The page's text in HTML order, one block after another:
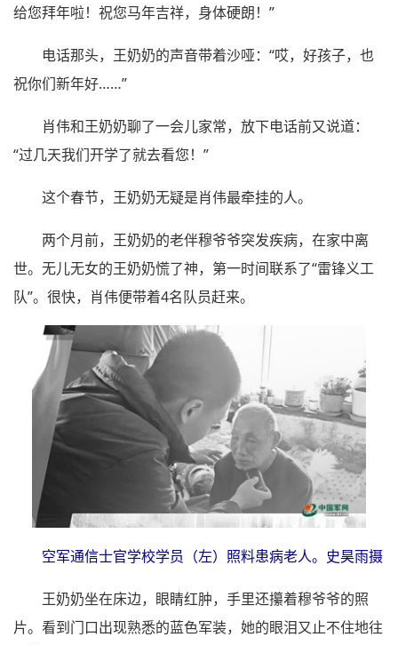
给您拜年啦！祝您马年吉祥，身体硬朗！”
电话那头，王奶奶的声音带着沙哑：“哎，好孩子，也
祝你们新年好……”
肖伟和王奶奶聊了一会儿家常，放下电话前又说道：
“过几天我们开学了就去看您！”
这个春节，王奶奶无疑是肖伟最牵挂的人。
两个月前，王奶奶的老伴穆爷爷突发疾病，在家中离
世。无儿无女的王奶奶慌了神，第一时间联系了“雷锋义工
队”。很快，肖伟便带着4名队员赶来。
空军通信士官学校学员（左）照料患病老人。史昊雨摄
王奶奶坐在床边，眼睛红肿，手里还攥着穆爷爷的照
片。看到门口出现熟悉的蓝色军装，她的眼泪又止不住地往